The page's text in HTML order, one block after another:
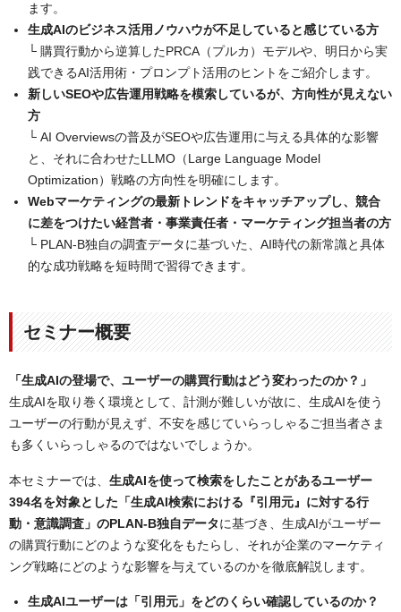
ます。
生成AIのビジネス活用ノウハウが不足していると感じている方
└ 購買行動から逆算したPRCA（プルカ）モデルや、明日から実
践できるAI活用術・プロンプト活用のヒントをご紹介します。
新しいSEOや広告運用戦略を模索しているが、方向性が見えない
方
└ AI Overviewsの普及がSEOや広告運用に与える具体的な影響
と、それに合わせたLLMO（Large Language Model
Optimization）戦略の方向性を明確にします。
Webマーケティングの最新トレンドをキャッチアップし、競合
に差をつけたい経営者・事業責任者・マーケティング担当者の方
└ PLAN-B独自の調査データに基づいた、AI時代の新常識と具体
的な成功戦略を短時間で習得できます。
セミナー概要
「生成AIの登場で、ユーザーの購買行動はどう変わったのか？」
生成AIを取り巻く環境として、計測が難しいが故に、生成AIを使う
ユーザーの行動が見えず、不安を感じていらっしゃるご担当者さま
も多くいらっしゃるのではないでしょうか。
本セミナーでは、 生成AIを使って検索をしたことがあるユーザー
394名を対象とした「生成AI検索における『引用元』に対する行
動・意識調査」のPLAN-B独自データに基づき、生成AIがユーザー
の購買行動にどのような変化をもたらし、それが企業のマーケティ
ング戦略にどのような影響を与えているのかを徹底解説します。
生成AIユーザーは「引用元」をどのくらい確認しているのか？